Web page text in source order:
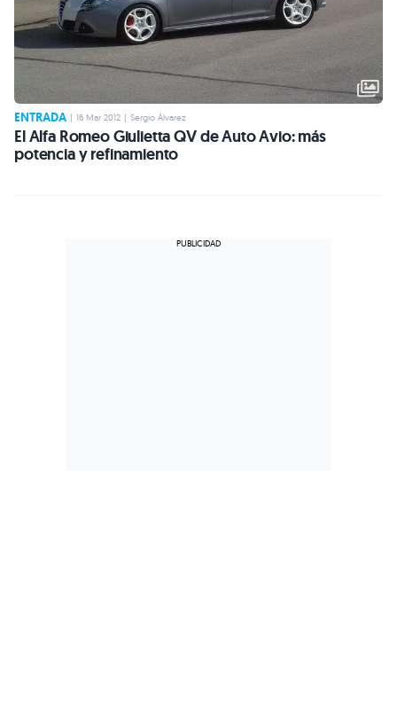
ENTRADA | 16 Mar 2012 | Sergio Álvarez
El Alfa Romeo Giulietta QV de Auto Avio: más
potencia y refinamiento